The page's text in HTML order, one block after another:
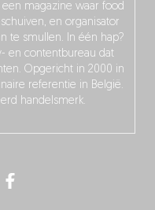
magazine waar food
en organisator
te smullen. In één hap?
en contentbureau dat
Opgericht in 2000 in
referentie in België.
handelsmerk.